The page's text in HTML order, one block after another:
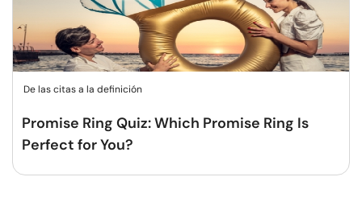
De las citas a la definición
Promise Ring Quiz: Which Promise Ring Is
Perfect for You?